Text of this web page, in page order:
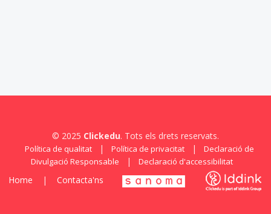
© 2025 Clickedu. Tots els drets reservats.
Política de qualitat | Política de privacitat |
Declaració de
Divulgació Responsable
| Declaració d'accessibilitat
Home | Contacta'ns